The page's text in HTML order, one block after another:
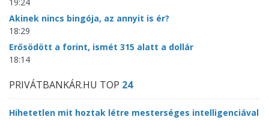
Akinek nincs bingója, az annyit is ér?
18:29
Erősödött a forint, ismét 315 alatt a dollár
18:14
PRIVÁTBANKÁR.HU TOP 24
Hihetetlen mit hoztak létre mesterséges intelligenciával